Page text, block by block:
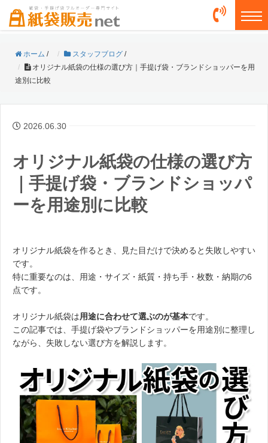
ホーム / スタッフブログ /
オリジナル紙袋の仕様の選び方｜手提げ袋・ブランドショッパーを用
途別に比較
2026.06.30
オリジナル紙袋の仕様の選び方
｜手提げ袋・ブランドショッパ
ーを用途別に比較
オリジナル紙袋を作るとき、見た目だけで決めると失敗しやすい
です。
特に重要なのは、用途・サイズ・紙質・持ち手・枚数・納期の6
点です。
オリジナル紙袋は用途に合わせて選ぶのが基本です。
この記事では、手提げ袋やブランドショッパーを用途別に整理し
ながら、失敗しない選び方を解説します。